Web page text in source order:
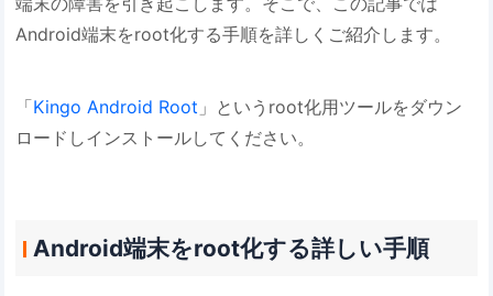
Android端末をroot化する手順を詳しくご紹介します。
「Kingo Android Root 」というroot化用ツールをダウン
ロードしインストールしてください。
Android端末をroot化する詳しい手順